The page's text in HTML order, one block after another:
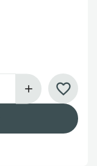
favorite_border